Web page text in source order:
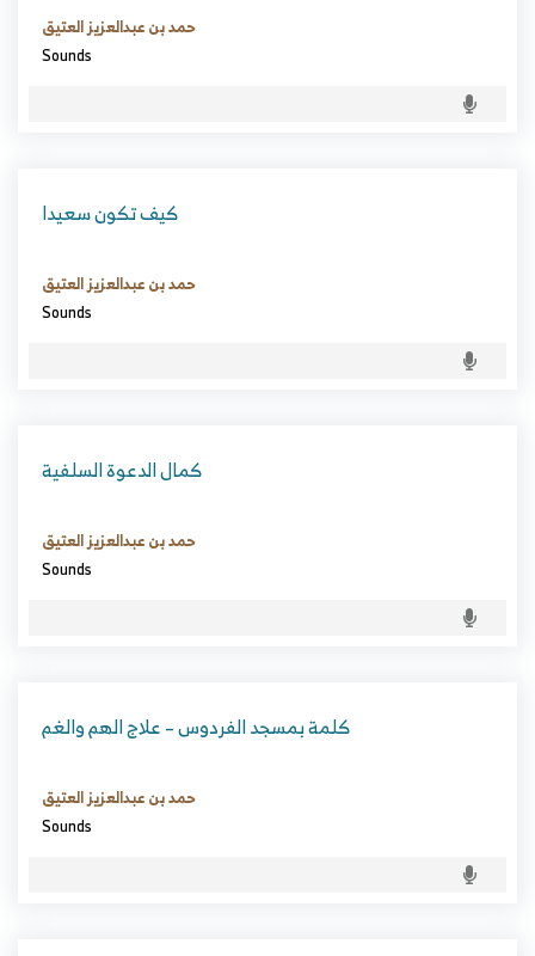
حمد بن عبدالعزيز العتيق
Sounds
كيف تكون سعيدا
حمد بن عبدالعزيز العتيق
Sounds
كمال الدعوة السلفية
حمد بن عبدالعزيز العتيق
Sounds
كلمة بمسجد الفردوس – علاج الهم والغم
حمد بن عبدالعزيز العتيق
Sounds